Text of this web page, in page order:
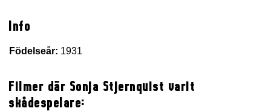
Info
Födelseår: 1931
Filmer där Sonja Stjernquist varit
skådespelare: